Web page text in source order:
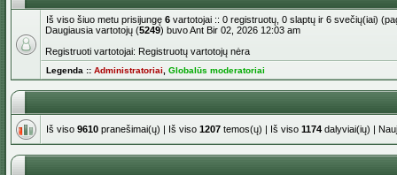
Iš viso šiuo metu prisijungę 6 vartotojai :: 0 registruotų, 0 slaptų ir 6 svečių(iai)
Daugiausia vartotojų (5249) buvo Ant Bir 02, 2026 12:03 am
Registruoti vartotojai: Registruotų vartotojų nėra
Legenda :: Administratoriai Globalūs moderatoriai
Iš viso 9610 pranešimai(ų) | Iš viso 1207 temos(ų) | Iš viso 1174 dalyviai(ių) |